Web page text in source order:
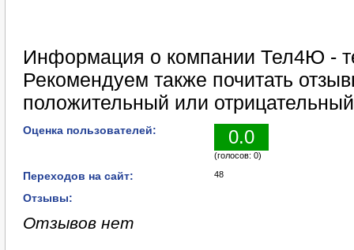
Информация о компании Тел4Ю -
Рекомендуем также почитать
положительный или
Оценка пользователей: 0.0
(голосов: 0)
Переходов на сайт: 48
Отзывы:
Отзывов нет